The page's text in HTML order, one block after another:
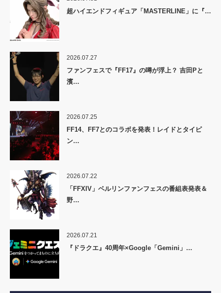
超ハイエンドフィギュア「MASTERLINE」に『…
2026.07.27
ファンフェスで『FF17』の噂が浮上？ 吉田Pと
濱…
2026.07.25
FF14、FF7とのコラボを発表！レイドとタイピ
ン…
2026.07.22
「FFXIV」ベルリンファンフェスの番組表発表＆
野…
2026.07.21
『ドラクエ』40周年×Google「Gemini」…